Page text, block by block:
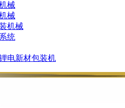
械
械
机械
统
电新材包装机